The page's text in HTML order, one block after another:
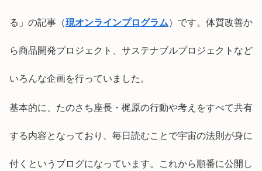
る」の記事（現オンラインプログラム）です。体質改善か
ら商品開発プロジェクト、サステナブルプロジェクトなど
いろんな企画を行っていました。
基本的に、たのさち座長・梶原の行動や考えをすべて共有
する内容となっており、毎日読むことで宇宙の法則が身に
付くというブログになっています。これから順番に公開し